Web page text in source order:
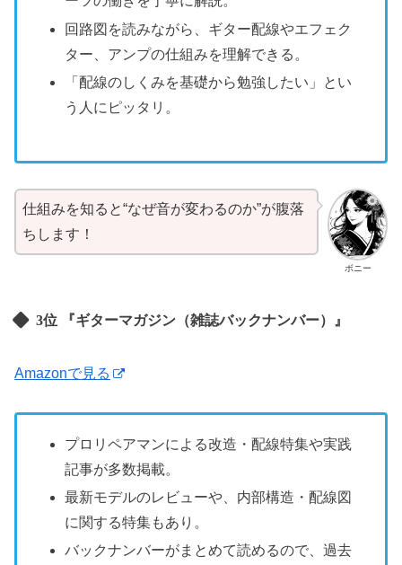
回路図を読みながら、ギター配線やエフェク
ター、アンプの仕組みを理解できる。
「配線のしくみを基礎から勉強したい」とい
う人にピッタリ。
ボニー
仕組みを知ると“なぜ音が変わるのか”が腹落
ちします！
3位 『ギターマガジン（雑誌バックナンバー）』
Amazonで見る
プロリペアマンによる改造・配線特集や実践
記事が多数掲載。
最新モデルのレビューや、内部構造・配線図
に関する特集もあり。
バックナンバーがまとめて読めるので、過去